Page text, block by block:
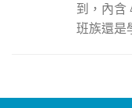
到，內含
班族還是